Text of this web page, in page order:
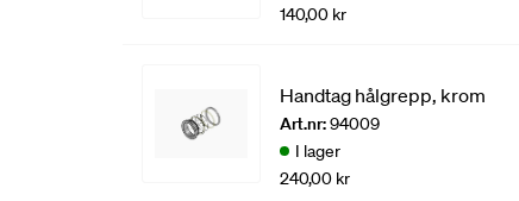
140,00 kr
Handtag hålgrepp, krom
Art.nr:94009
I lager
240,00 kr